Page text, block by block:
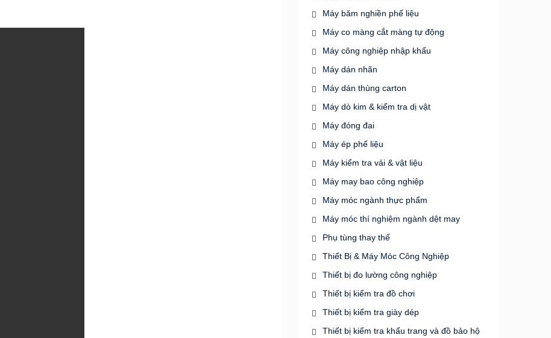
Máy băm nghiền phế liệu
Máy co màng cắt màng tự động
Máy công nghiệp nhập khẩu
Máy dán nhãn
Máy dán thùng carton
Máy dò kim & kiểm tra dị vật
Máy đóng đai
Máy ép phế liệu
Máy kiểm tra vải & vật liệu
Máy may bao công nghiệp
Máy móc ngành thực phẩm
Máy móc thí nghiệm ngành dệt may
Phụ tùng thay thế
Thiết Bị & Máy Móc Công Nghiệp
Thiết bị đo lường công nghiệp
Thiết bị kiểm tra đồ chơi
Thiết bị kiểm tra giày dép
Thiết bị kiểm tra khẩu trang và đồ bảo hộ